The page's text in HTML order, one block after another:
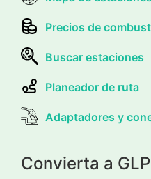
Precios de
Buscar estaciones
Planeador de ruta
Adaptadores y
Convierta a GLP